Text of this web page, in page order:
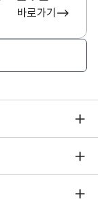
바로가기